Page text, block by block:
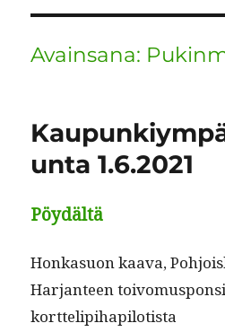
Avainsana:
unta 1.6.2021
Pöydältä
Honka­suon kaa­va,
Har­jan­teen
korttelipihapilotista